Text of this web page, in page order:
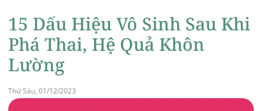
15 Dấu Hiệu Vô Sinh Sau Khi
Phá Thai, Hệ Quả Khôn
Lường
Thứ Sáu, 01/12/2023